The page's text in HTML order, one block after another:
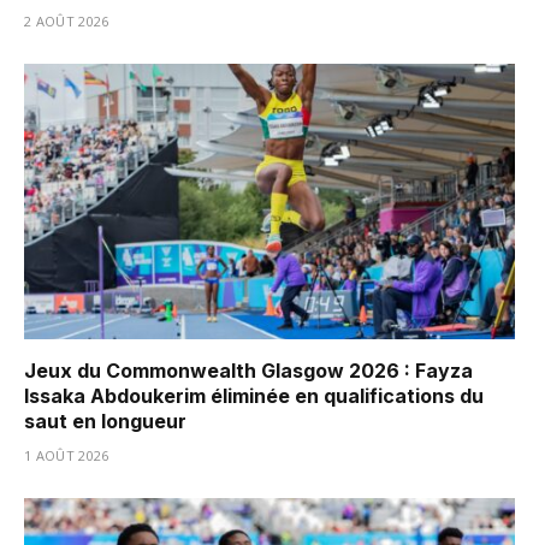
2 AOÛT 2026
Jeux du Commonwealth Glasgow 2026 : Fayza
Issaka Abdoukerim éliminée en qualifications du
saut en longueur
1 AOÛT 2026